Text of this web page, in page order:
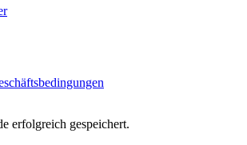
erfolgreich gespeichert.